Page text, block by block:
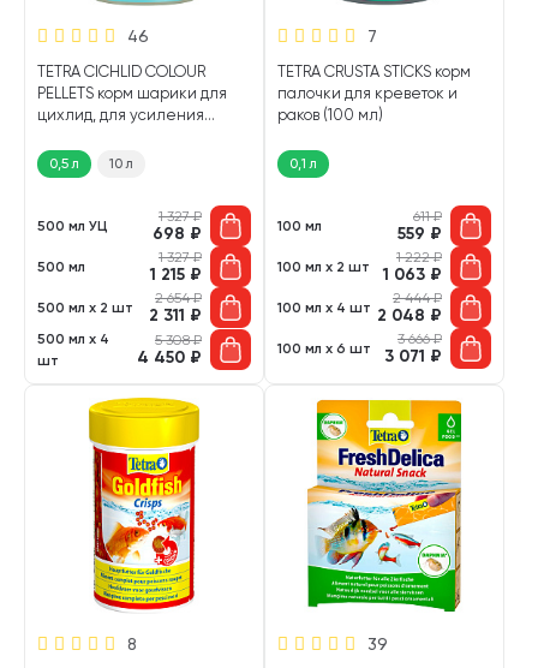
46
TETRA CICHLID COLOUR
PELLETS корм шарики для
цихлид, для усиления
0,5 л 10 л
500 мл УЦ
1 327₽
698 ₽
500 мл
1 327₽
1 215 ₽
500 мл х 2 шт
2 654₽
2 311 ₽
500 мл х 4
шт
5 308₽
4 450 ₽
7
TETRA CRUSTA STICKS корм
палочки для креветок и
раков (100 мл)
0,1 л
100 мл
611₽
559 ₽
100 мл х 2 шт
1 222₽
1 063 ₽
100 мл х 4 шт
2 444₽
2 048 ₽
100 мл х 6 шт
3 666₽
3 071 ₽
8 39